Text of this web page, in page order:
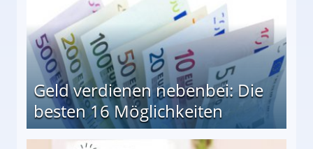
Geld verdienen nebenbei: Die
besten 16 Möglichkeiten